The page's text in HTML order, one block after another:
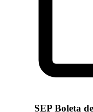
SEP Boleta